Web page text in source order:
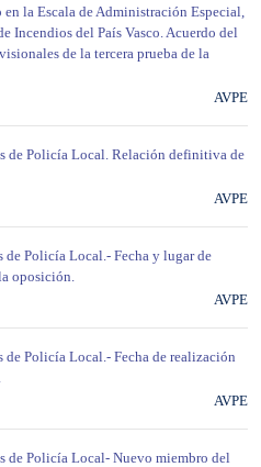
la Escala de Administración Especial,
Incendios del País Vasco. Acuerdo del
de la tercera prueba de la
AVPE
de Policía Local. Relación definitiva de
AVPE
de Policía Local.- Fecha y lugar de
oposición.
AVPE
Policía Local.- Fecha de realización
AVPE
de Policía Local- Nuevo miembro del